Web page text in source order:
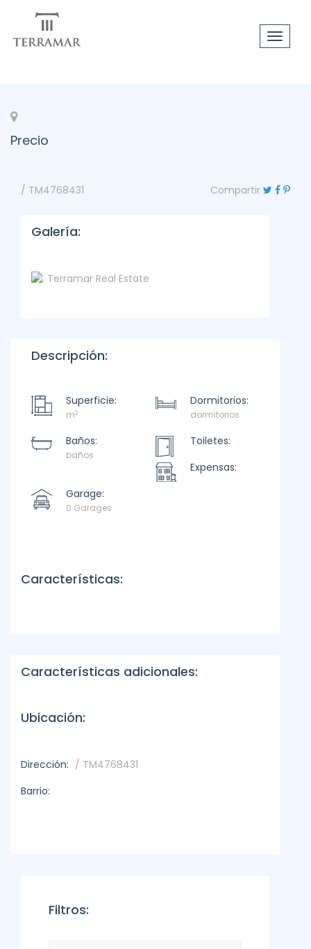
Toggle
Precio
/ TM4768431 Compartir
Galería:
Descripción:
Superficie:
m2
Dormitorios:
dormitorios
Baños:
baños
Toiletes:
Expensas:
Garage:
0 Garages
Características:
Características adicionales:
Ubicación:
Dirección: / TM4768431
Barrio:
Filtros: